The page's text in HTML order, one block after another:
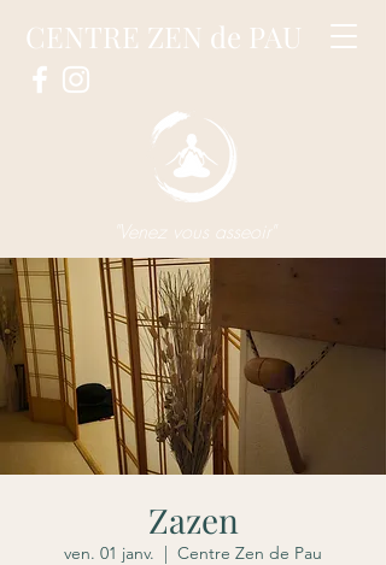
CENTRE ZEN de PAU
"Venez vous asseoir"
Zazen
ven. 01 janv.
  |
Centre Zen de Pau